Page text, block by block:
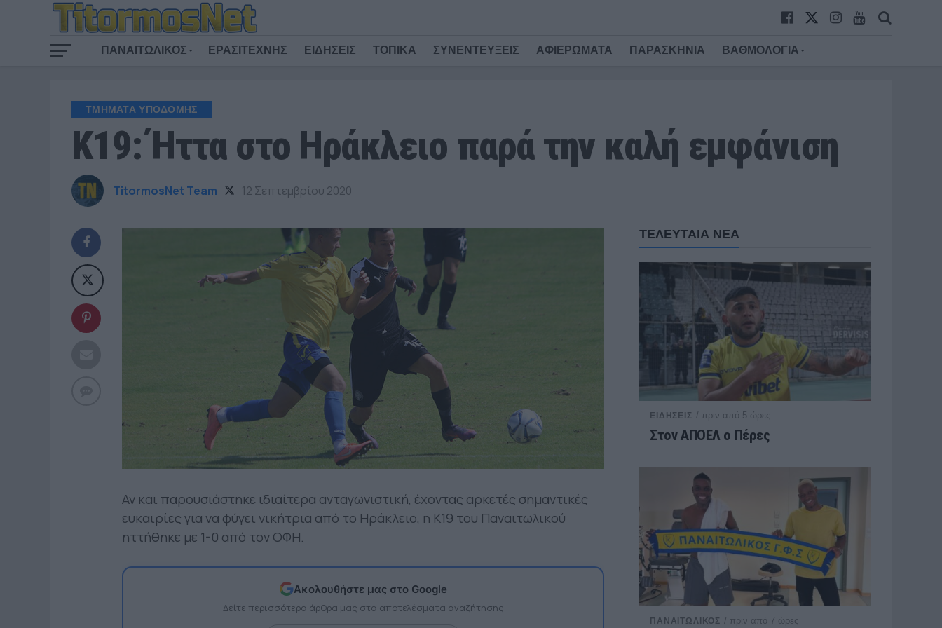
ΠΑΝΑΙΤΩΛΙΚΟΣ ΕΡΑΣΙΤΕΧΝΗΣ ΕΙΔΗΣΕΙΣ ΤΟΠΙΚΑ ΣΥΝΕΝΤΕΥΞΕΙΣ ΑΦΙΕΡΩΜΑΤΑ ΠΑΡΑΣΚΗΝΙΑ ΒΑΘΜΟΛΟΓΙΑ
ΤΜΗΜΑΤΑ ΥΠΟΔΟΜΗΣ
Κ19: Ήττα στο Ηράκλειο παρά την καλή εμφάνιση
TitormosNet Team 12 Σεπτεμβρίου 2020
Αν και παρουσιάστηκε ιδιαίτερα ανταγωνιστική, έχοντας αρκετές σημαντικές
ευκαιρίες για να φύγει νικήτρια από το Ηράκλειο, η Κ19 του Παναιτωλικού
ηττήθηκε με 1-0 από τον ΟΦΗ.
Ακολουθήστε μας στο Google
Δείτε περισσότερα άρθρα μας στα αποτελέσματα αναζήτησης
ΤΕΛΕΥΤΑΙΑ ΝΕΑ
ΕΙΔΗΣΕΙΣ / πριν από 5 ώρες
Στον ΑΠΟΕΛ ο Πέρες
ΠΑΝΑΙΤΩΛΙΚΟΣ / πριν από 7 ώρες